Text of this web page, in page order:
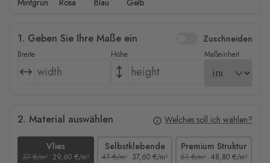
1. Geben Sie Ihre Maße ein Zuschneiden
Breite Höhe Maßeinheit
2. Material auswählen Welches soll ich wählen?
Vlies
37 €/m² 29,60 €/m²
Selbstklebende
47 €/m² 37,60 €/m²
Premium Struktur
61 €/m² 48,80 €/m²